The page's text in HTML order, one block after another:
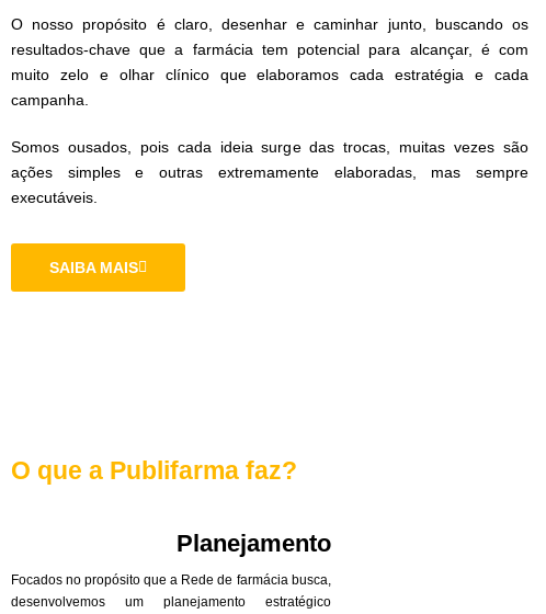
O nosso propósito é claro, desenhar e caminhar junto, buscando os
resultados-chave que a farmácia tem potencial para alcançar, é com
muito zelo e olhar clínico que elaboramos cada estratégia e cada
campanha.
Somos ousados, pois cada ideia surge das trocas, muitas vezes são
ações simples e outras extremamente elaboradas, mas sempre
executáveis.
SAIBA MAIS
O que a Publifarma faz?
Planejamento
Focados no propósito que a Rede de farmácia busca,
desenvolvemos um planejamento estratégico